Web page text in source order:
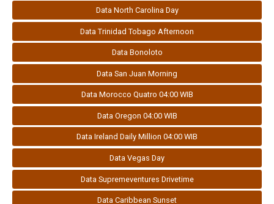
Data North Carolina Day
Data Trinidad Tobago Afternoon
Data Bonoloto
Data San Juan Morning
Data Morocco Quatro 04:00 WIB
Data Oregon 04:00 WIB
Data Ireland Daily Million 04:00 WIB
Data Vegas Day
Data Supremeventures Drivetime
Data Caribbean Sunset